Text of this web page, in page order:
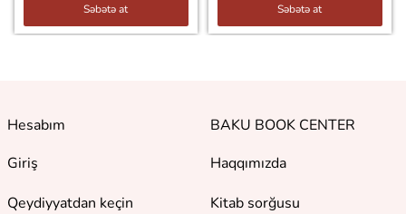
Səbətə at Səbətə at
Hesabım
Giriş
Qeydiyyatdan keçin
BAKU BOOK CENTER
Haqqımızda
Kitab sorğusu